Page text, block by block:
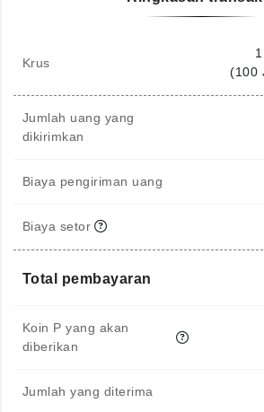
Krus
(100
Jumlah uang yang
dikirimkan
Biaya pengiriman uang
Biaya setor
Total pembayaran
Koin P yang akan
diberikan
Jumlah yang diterima